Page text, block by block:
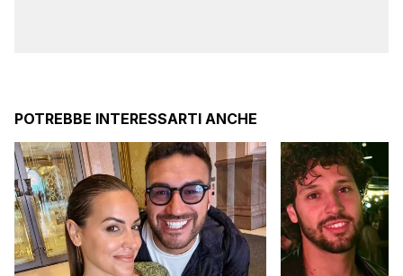
POTREBBE INTERESSARTI ANCHE